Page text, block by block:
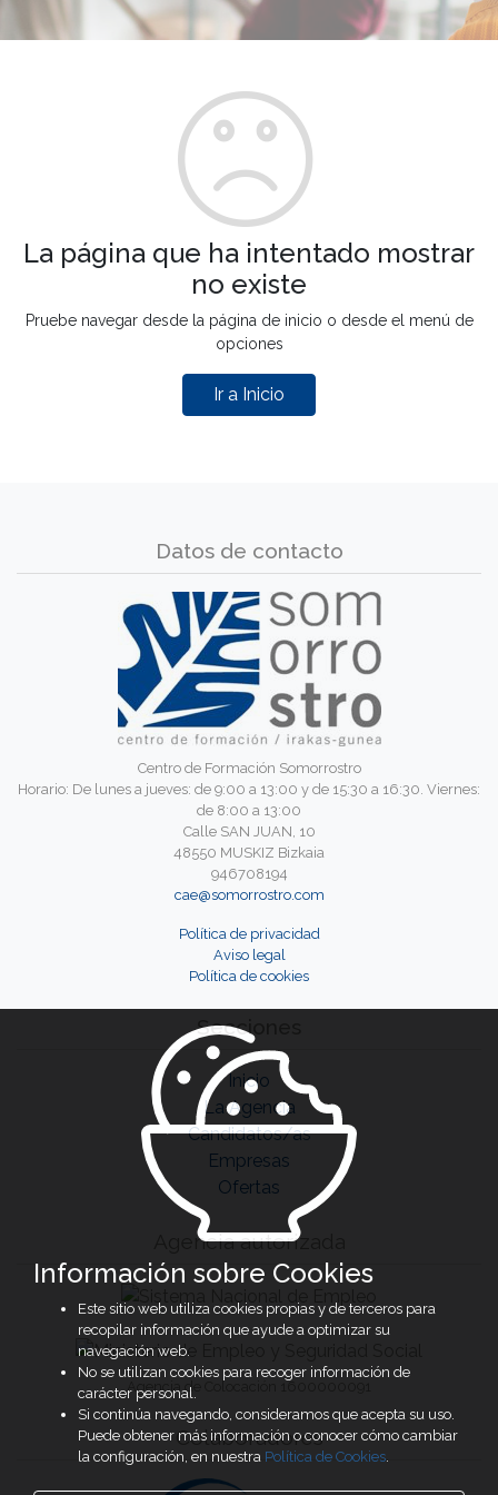
La página que ha intentado mostrar
no existe
Pruebe navegar desde la página de inicio o desde el menú de
opciones
Ir a Inicio
Datos de contacto
Centro de Formación Somorrostro
Horario: De lunes a jueves: de 9:00 a 13:00 y de 15:30 a 16:30. Viernes:
de 8:00 a 13:00
Calle SAN JUAN, 10
48550 MUSKIZ Bizkaia
946708194
cae@somorrostro.com
Política de privacidad
Aviso legal
Política de cookies
Secciones
Inicio
La Agencia
Candidatos/as
Empresas
Ofertas
Agencia autorizada
Agencia de Colocación 1600000091
Colaboradores
Información sobre Cookies
Este sitio web utiliza cookies propias y de terceros para
recopilar información que ayude a optimizar su
navegación web.
No se utilizan cookies para recoger información de
carácter personal.
Si continúa navegando, consideramos que acepta su uso.
Puede obtener más información o conocer cómo cambiar
la configuración, en nuestra Política de Cookies.